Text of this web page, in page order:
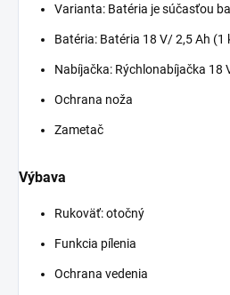
Varianta: Batéria je súčasťou
Batéria: Batéria 18 V/ 2,5 Ah (1
Nabíjačka: Rýchlonabíjačka 18
Ochrana noža
Zametač
Výbava
Rukoväť: otočný
Funkcia pílenia
Ochrana vedenia